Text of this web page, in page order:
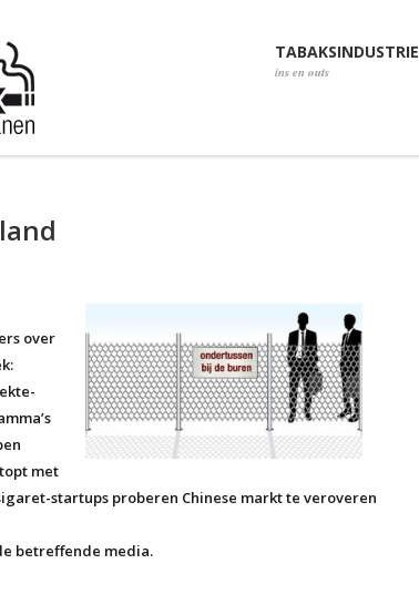
TABAKSINDUSTRIE
ins en outs
over
met
startups proberen Chinese markt te veroveren
betreffende media.